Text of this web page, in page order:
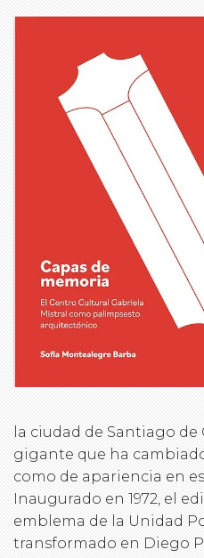
la ciudad de Santiago
gigante que ha
como de apariencia en
Inaugurado en 1972, el
emblema de la Unidad
transformado en Diego